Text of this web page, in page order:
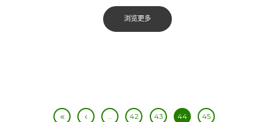
浏览更多
… 42 43 44
45